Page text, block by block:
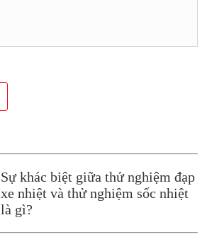
Sự khác biệt giữa thử nghiệm đạp
xe nhiệt và thử nghiệm sốc nhiệt
là gì?